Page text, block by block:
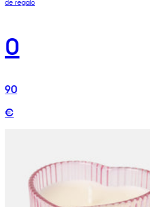
de regalo
0
90
€